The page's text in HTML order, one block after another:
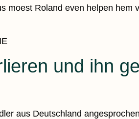
moest Roland even helpen hem
und ihn
aus Deutschland